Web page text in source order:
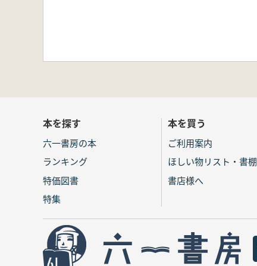
本を探す
六一書房の本
ランキング
特価図書
特集
本を買う
ご利用案内
ほしい物リスト・書棚
書店様へ